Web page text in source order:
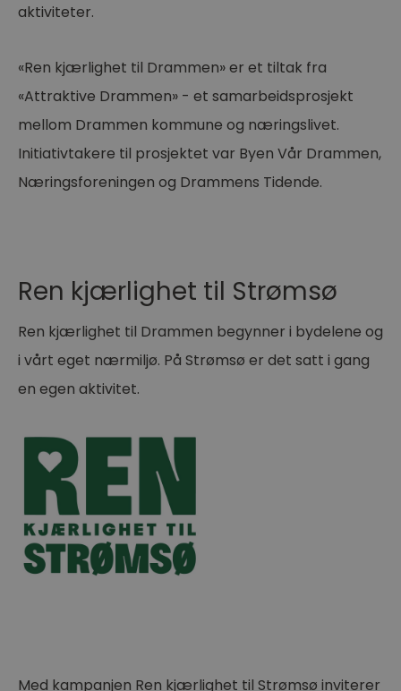
aktiviteter.
«Ren kjærlighet til Drammen» er et tiltak fra
«Attraktive Drammen» - et samarbeidsprosjekt
mellom Drammen kommune og næringslivet.
Initiativtakere til prosjektet var Byen Vår Drammen,
Næringsforeningen og Drammens Tidende.
Ren kjærlighet til Strømsø
Ren kjærlighet til Drammen begynner i bydelene og
i vårt eget nærmiljø. På Strømsø er det satt i gang
en egen aktivitet.
Med kampanjen Ren kjærlighet til Strømsø inviterer